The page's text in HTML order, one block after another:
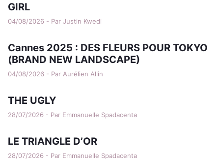
GIRL
04/08/2026 - Par Justin Kwedi
Cannes 2025 : DES FLEURS POUR TOKYO
(BRAND NEW LANDSCAPE)
04/08/2026 - Par Aurélien Allin
THE UGLY
28/07/2026 - Par Emmanuelle Spadacenta
LE TRIANGLE D’OR
28/07/2026 - Par Emmanuelle Spadacenta